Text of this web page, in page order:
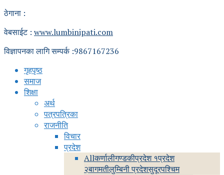
ठेगाना :
वेबसाईट : www.lumbinipati.com
विज्ञापनका लागि सम्पर्क :9867167236
गृहपृष्ठ
समाज
शिक्षा
अर्थ
पत्रपत्रिका
राजनीति
विचार
प्रदेश
Allकर्णालीगण्डकीप्रदेश १प्रदेश
२बागमतीलुम्बिनी प्रदेशसुदूरपश्चिम